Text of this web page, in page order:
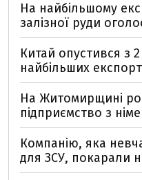
На найбільшому
залізної руди
Китай опустився з
найбільших
На Житомирщині
підприємство з
Компанію, яка
для ЗСУ, покарали